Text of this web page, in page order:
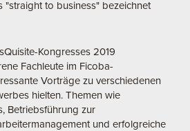
"straight to business" bezeichnet
Kongresses 2019
Fachleute im Ficoba-
Vorträge zu verschiedenen
hielten. Themen wie
Betriebsführung zur
und erfolgreiche